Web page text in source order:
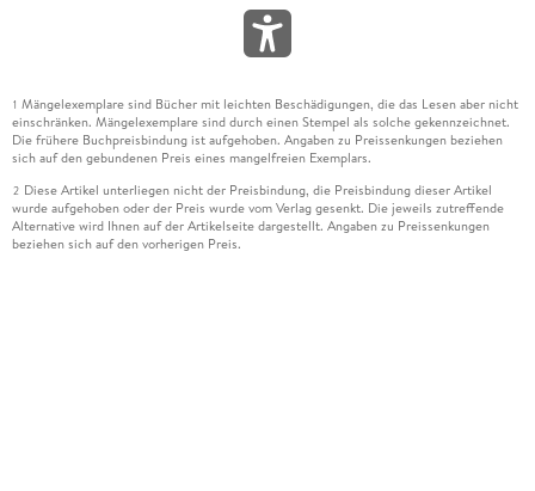
1 Mängelexemplare sind Bücher mit leichten Beschädigungen, die das Lesen aber nicht
einschränken. Mängelexemplare sind durch einen Stempel als solche gekennzeichnet.
Die frühere Buchpreisbindung ist aufgehoben. Angaben zu Preissenkungen beziehen
sich auf den gebundenen Preis eines mangelfreien Exemplars.
2 Diese Artikel unterliegen nicht der Preisbindung, die Preisbindung dieser Artikel
wurde aufgehoben oder der Preis wurde vom Verlag gesenkt. Die jeweils zutreffende
Alternative wird Ihnen auf der Artikelseite dargestellt. Angaben zu Preissenkungen
beziehen sich auf den vorherigen Preis.